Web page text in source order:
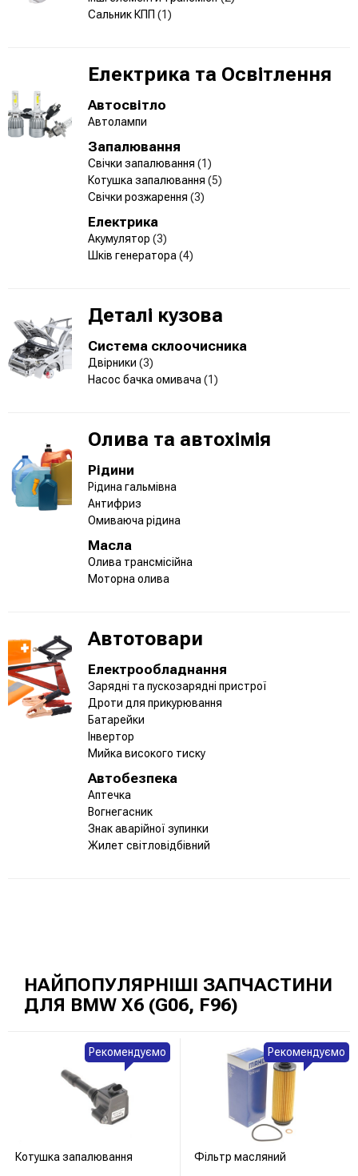
Сальник КПП (1)
Електрика та Освітлення
Автосвітло
Автолампи
Запалювання
Свічки запалювання (1)
Котушка запалювання (5)
Свічки розжарення (3)
Електрика
Акумулятор (3)
Шків генератора (4)
Деталі кузова
Система склоочисника
Двірники (3)
Насос бачка омивача (1)
Олива та автохімія
Рідини
Рідина гальмівна
Антифриз
Омиваюча рідина
Масла
Олива трансмісійна
Моторна олива
Автотовари
Електрообладнання
Зарядні та пускозарядні пристрої
Дроти для прикурювання
Батарейки
Інвертор
Мийка високого тиску
Автобезпека
Аптечка
Вогнегасник
Знак аварійної зупинки
Жилет світловідбівний
НАЙПОПУЛЯРНІШІ ЗАПЧАСТИНИ
ДЛЯ BMW X6 (G06, F96)
Котушка запалювання
Рекомендуємо
Фільтр масляний
Рекомендуємо